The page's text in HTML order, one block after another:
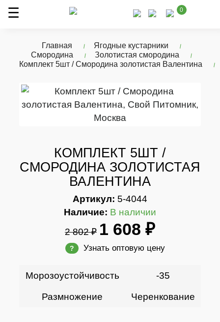
0
Главная
Ягодные кустарники
Смородина
Золотистая смородина
Комплект 5шт / Смородина золотистая Валентина
КОМПЛЕКТ 5ШТ /
СМОРОДИНА ЗОЛОТИСТАЯ
ВАЛЕНТИНА
Артикул: 5-4044
Наличие: В наличии
2 802 ₽ 1 608 ₽
? Узнать оптовую цену
Морозоустойчивость -35
Размножение Черенкование